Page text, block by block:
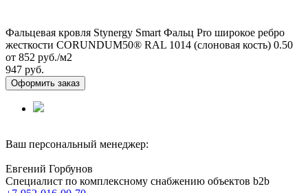
Фальцевая кровля Stynergy Smart Фальц Pro широкое ребро
жесткости CORUNDUM50® RAL 1014 (слоновая кость) 0.50
от 852 руб./м2
947 руб.
Оформить заказ
Ваш персональный менеджер:
Евгений Горбунов
Специалист по комплексному снабжению объектов b2b